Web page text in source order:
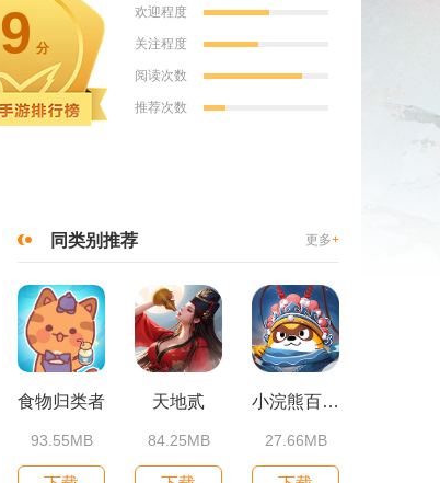
9 分
欢迎程度
关注程度
阅读次数
推荐次数
同类别推荐 更多+
食物归类者
93.55MB
天地贰
84.25MB
小浣熊百将传
27.66MB